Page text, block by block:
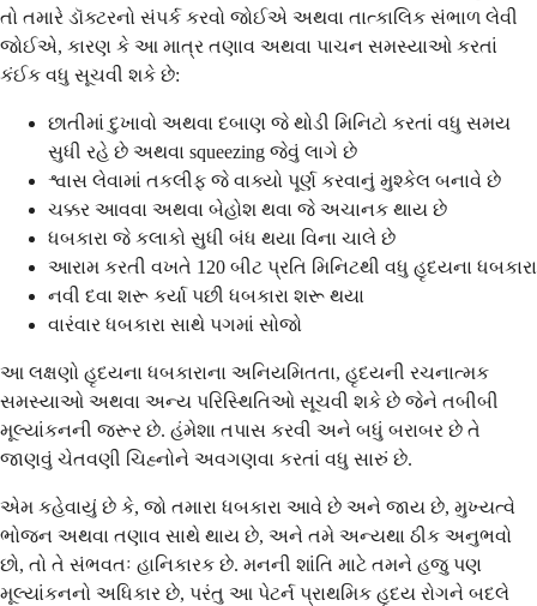
તો તમારે ડૉક્ટરનો સંપર્ક કરવો જોઈએ અથવા તાત્કાલિક સંભાળ લેવી
જોઈએ, કારણ કે આ માત્ર તણાવ અથવા પાચન સમસ્યાઓ કરતાં
કંઈક વધુ સૂચવી શકે છે:
છાતીમાં દુખાવો અથવા દબાણ જે થોડી મિનિટો કરતાં વધુ સમય
સુધી રહે છે અથવા squeezing જેવું લાગે છે
શ્વાસ લેવામાં તકલીફ જે વાક્યો પૂર્ણ કરવાનું મુશ્કેલ બનાવે છે
ચક્કર આવવા અથવા બેહોશ થવા જે અચાનક થાય છે
ધબકારા જે કલાકો સુધી બંધ થયા વિના ચાલે છે
આરામ કરતી વખતે 120 બીટ પ્રતિ મિનિટથી વધુ હૃદયના ધબકારા
નવી દવા શરૂ કર્યા પછી ધબકારા શરૂ થયા
વારંવાર ધબકારા સાથે પગમાં સોજો
આ લક્ષણો હૃદયના ધબકારાના અનિયમિતતા, હૃદયની રચનાત્મક
સમસ્યાઓ અથવા અન્ય પરિસ્થિતિઓ સૂચવી શકે છે જેને તબીબી
મૂલ્યાંકનની જરૂર છે. હંમેશા તપાસ કરવી અને બધું બરાબર છે તે
જાણવું ચેતવણી ચિહ્નોને અવગણવા કરતાં વધુ સારું છે.
એમ કહેવાયું છે કે, જો તમારા ધબકારા આવે છે અને જાય છે, મુખ્યત્વે
ભોજન અથવા તણાવ સાથે થાય છે, અને તમે અન્યથા ઠીક અનુભવો
છો, તો તે સંભવતઃ હાનિકારક છે. મનની શાંતિ માટે તમને હજુ પણ
મૂલ્યાંકનનો અધિકાર છે, પરંતુ આ પેટર્ન પ્રાથમિક હૃદય રોગને બદલે